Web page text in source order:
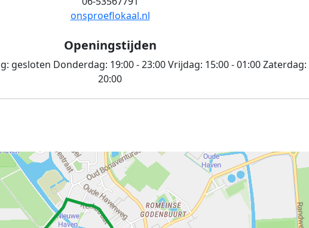
onsproeflokaal.nl
Openingstijden
gesloten Donderdag: 19:00 - 23:00Vrijdag: 15:00 - 01:00Zaterdag:
20:00